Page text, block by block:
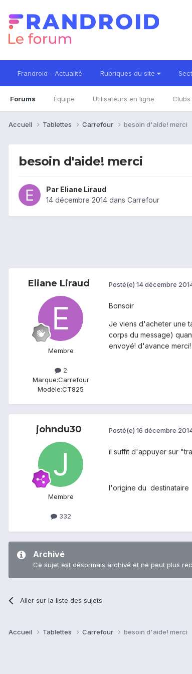
Frandroid - Actualité Rubriques du site
Forums Équipe Utilisateurs en ligne Clubs
Accueil Tablettes Carrefour besoin d'aide! merci
besoin d'aide! merci
Par Eliane Liraud
14 décembre 2014 dans Carrefour
Eliane Liraud
Membre
2
Marque:Carrefour
Modèle:CT825
Posté(e) 14 décembre
Bonsoir
Je viens d'acheter une
corps du message)
envoyé! d'avance merci!
johndu30
Membre
332
Posté(e) 16 décembre
il suffit d'appuyer sur
l'origine du destinataire
Archivé
Ce sujet est désormais archivé et ne peut plus
Aller sur la liste des sujets
Accueil Tablettes Carrefour besoin d'aide! merci